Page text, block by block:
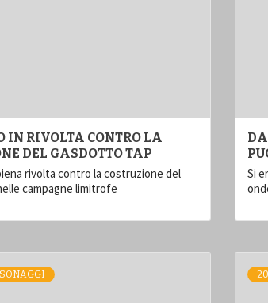
IN RIVOLTA CONTRO LA
DEL GASDOTTO TAP
rivolta contro la costruzione del
campagne limitrofe
Si